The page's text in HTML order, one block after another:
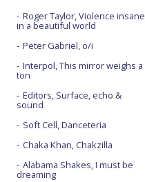
Roger Taylor, Violence insane
in a beautiful world
Peter Gabriel, o/i
Interpol, This mirror weighs a
ton
Editors, Surface, echo &
sound
Soft Cell, Danceteria
Chaka Khan, Chakzilla
Alabama Shakes, I must be
dreaming